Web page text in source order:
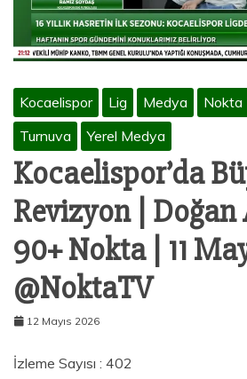
Kocaelispor Lig Medya Nokta
Turnuva
Yerel Medya
Kocaelispor’da
Revizyon | Doğan
90+ Nokta | 11
@NoktaTV
12 Mayıs 2026
İzleme Sayısı : 402